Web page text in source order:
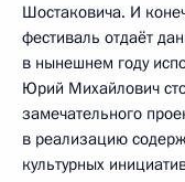
Шостаковича. И
фестиваль отдаёт
в нынешнем году
Юрий Михайлович
замечательного
в реализацию
культурных